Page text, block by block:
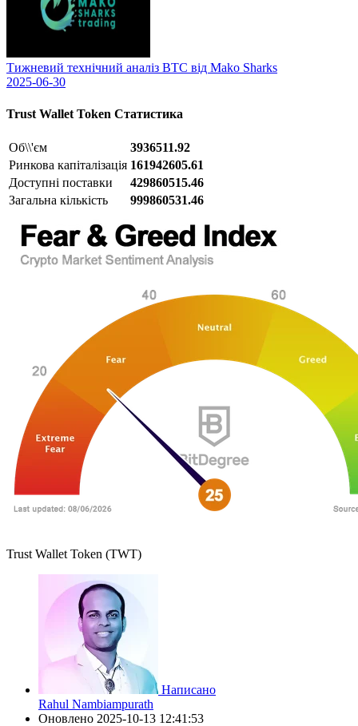
Тижневий технічний аналіз BTC від Mako Sharks
2025-06-30
Trust Wallet Token Статистика
Об\\'єм
3936511.92
Ринкова капіталізація 161942605.61
Доступні поставки
429860515.46
Загальна кількість
999860531.46
Trust Wallet Token (TWT)
Написано
Rahul Nambiampurath
Оновлено 2025-10-13 12:41:53